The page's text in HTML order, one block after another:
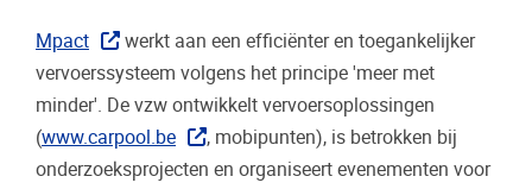
Mpact
werkt aan een efficiënter en toegankelijker
vervoerssysteem volgens het principe 'meer met
minder'. De vzw ontwikkelt vervoersoplossingen
(www.carpool.be
, mobipunten), is betrokken bij
onderzoeksprojecten en organiseert evenementen voor